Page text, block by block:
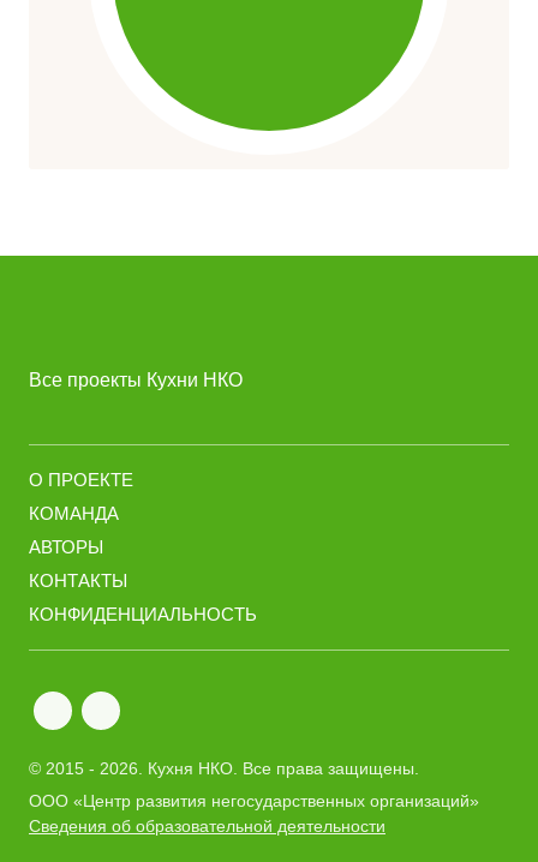
Все проекты Кухни НКО
О ПРОЕКТЕ
КОМАНДА
АВТОРЫ
КОНТАКТЫ
КОНФИДЕНЦИАЛЬНОСТЬ
© 2015 - 2026. Кухня НКО . Все права защищены.
ООО «Центр развития негосударственных организаций»
Сведения об образовательной деятельности